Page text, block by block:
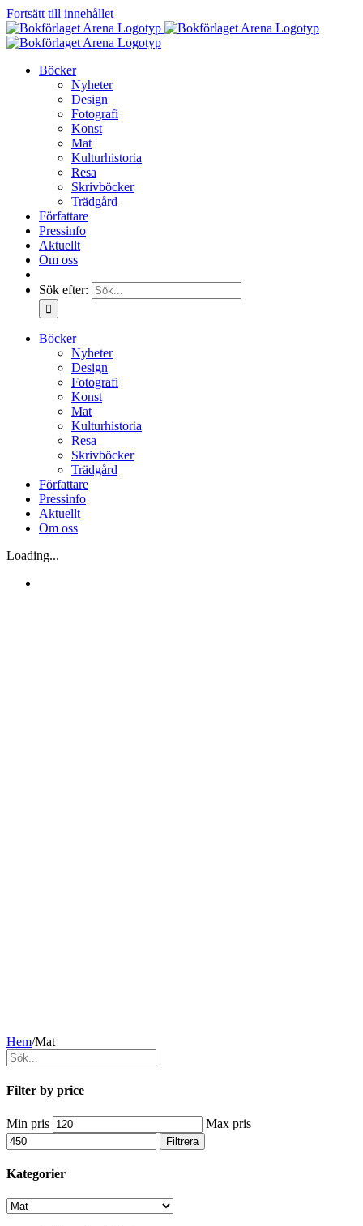
Fortsätt till innehållet
Böcker
Nyheter
Design
Fotografi
Konst
Mat
Kulturhistoria
Resa
Skrivböcker
Trädgård
Författare
Pressinfo
Aktuellt
Om oss
Sök efter:
Böcker
Nyheter
Design
Fotografi
Konst
Mat
Kulturhistoria
Resa
Skrivböcker
Trädgård
Författare
Pressinfo
Aktuellt
Om oss
Loading...
Hem/Mat
Filter by price
Min pris Max pris
Filtrera
Kategorier